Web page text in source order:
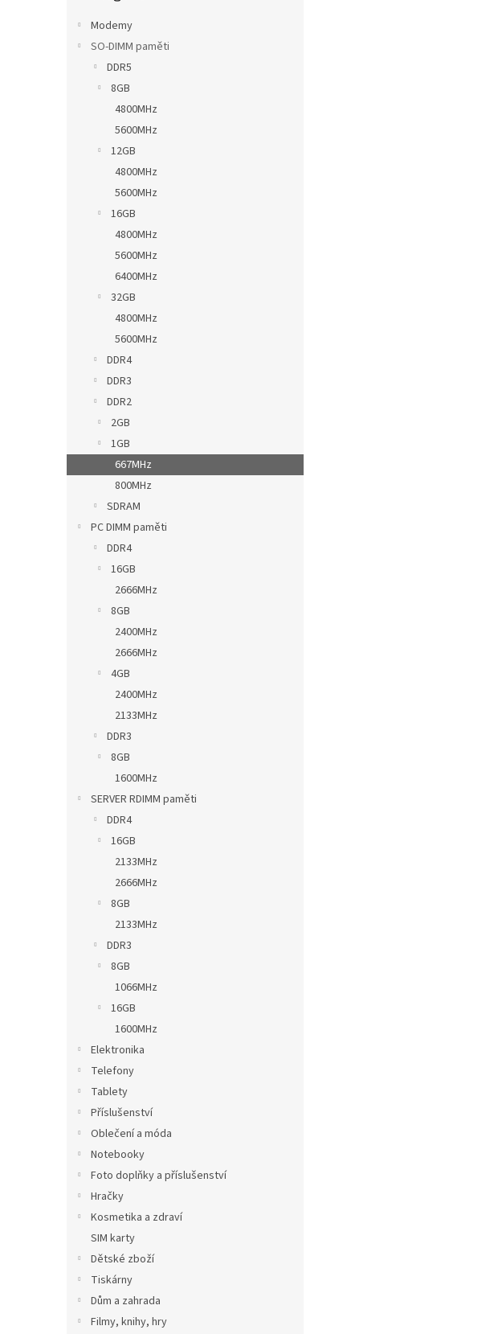
Modemy
SO-DIMM paměti
DDR5
8GB
4800MHz
5600MHz
12GB
4800MHz
5600MHz
16GB
4800MHz
5600MHz
6400MHz
32GB
4800MHz
5600MHz
DDR4
DDR3
DDR2
2GB
1GB
667MHz
800MHz
SDRAM
PC DIMM paměti
DDR4
16GB
2666MHz
8GB
2400MHz
2666MHz
4GB
2400MHz
2133MHz
DDR3
8GB
1600MHz
SERVER RDIMM paměti
DDR4
16GB
2133MHz
2666MHz
8GB
2133MHz
DDR3
8GB
1066MHz
16GB
1600MHz
Elektronika
Telefony
Tablety
Příslušenství
Oblečení a móda
Notebooky
Foto doplňky a příslušenství
Hračky
Kosmetika a zdraví
SIM karty
Dětské zboží
Tiskárny
Dům a zahrada
Filmy, knihy, hry